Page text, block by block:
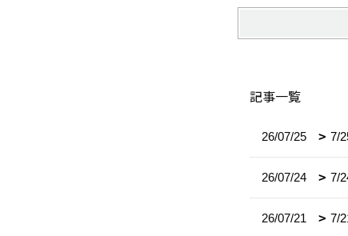
記事一覧
26/07/25 7/
26/07/24 7/
26/07/21 7/